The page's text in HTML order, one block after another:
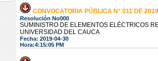
CONVOCATORIA PÚBLICA N° 011 DE 2019
Resolución No000
SUMINISTRO DE ELEMENTOS ELÉCTRICOS
UNIVERSIDAD DEL CAUCA
Fecha: 2019-04-30
Hora:4:15:05 PM